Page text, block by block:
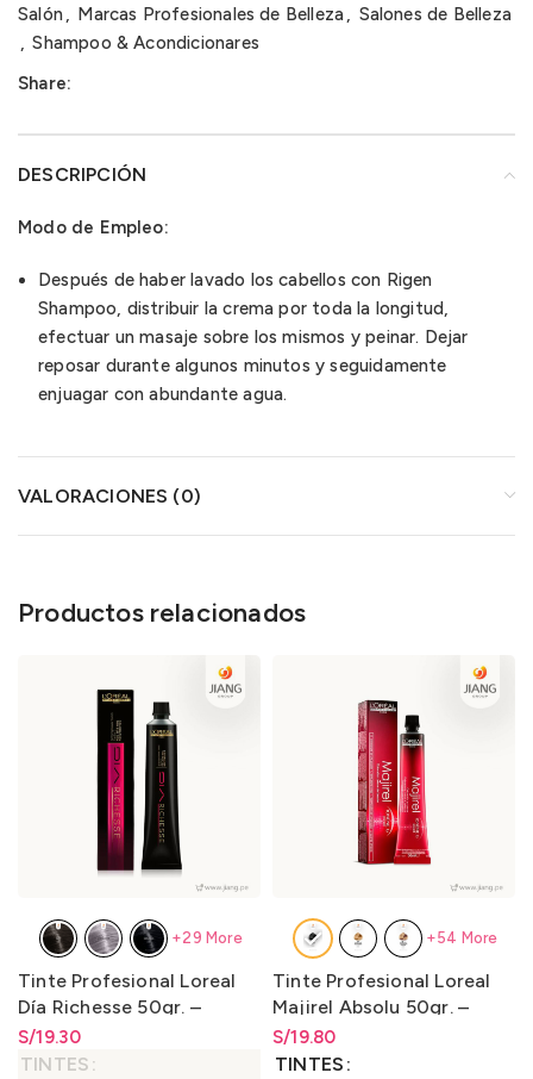
Salón, Marcas Profesionales de Belleza, Salones de Belleza
, Shampoo & Acondicionares
Share:
DESCRIPCIÓN
Modo de Empleo:
Después de haber lavado los cabellos con Rigen
Shampoo, distribuir la crema por toda la longitud,
efectuar un masaje sobre los mismos y peinar. Dejar
reposar durante algunos minutos y seguidamente
enjuagar con abundante agua.
VALORACIONES (0)
Productos relacionados
Tinte Profesional Loreal
Día Richesse 50gr. –
LO3000D1
S/19.30
Rango de precios: desde
S/19.30hasta
TINTES
+29 More
Tinte Profesional Loreal
Majirel Absolu 50gr. –
LO3000M1
S/19.80
Rango de precios: desde
S/19.80hasta
TINTES
+54 More